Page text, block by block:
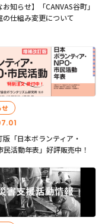
お知らせ】「CANVAS谷町」
の仕組み変更について
せ
版「日本ボランティア・
民活動年表」好評販売中！